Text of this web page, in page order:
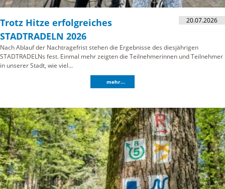
20.07.2026
Trotz Hitze erfolgreiches
STADTRADELN 2026
Nach Ablauf der Nachtragefrist stehen die Ergebnisse des diesjährigen
STADTRADELNs fest. Einmal mehr zeigten die Teilnehmerinnen und Teilnehmer
in unserer Stadt, wie viel...
mehr...